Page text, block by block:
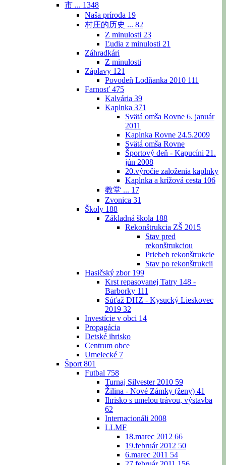
市 ... 1348
Naša príroda 19
村庄的历史 ... 82
Z minulosti 23
Ľudia z minulosti 21
Záhradkári
Z minulosti
Záplavy 121
Povodeň Lodňanka 2010 111
Farnosť 475
Kalvária 39
Kaplnka 371
Svätá omša Rovne 6. január
2011
Kaplnka Rovne 24.5.2009
Svätá omša Rovne
Športový deň - Kapucíni 21.
jún 2008
20.výročie založenia kaplnky
Kaplnka a krížová cesta 106
教堂 ... 17
Zvonica 31
Školy 188
Základná škola 188
Rekonštrukcia ZŠ 2015
Stav pred
rekonštrukciou
Priebeh rekonštrukcie
Stav po rekonštrukcii
Hasičský zbor 199
Krst repasovanej Tatry 148 -
Barborky 111
Súťaž DHZ - Kysucký Lieskovec
2019 32
Investície v obci 14
Propagácia
Detské ihrisko
Centrum obce
Umelecké 7
Šport 801
Futbal 758
Turnaj Silvester 2010 59
Žilina - Nové Zámky (ženy) 41
Ihrisko s umelou trávou, výstavba
62
Internacionáli 2008
LLMF
18.marec 2012 66
19.február 2012 50
6.marec 2011 54